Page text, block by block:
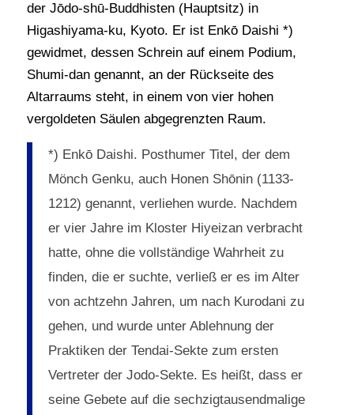
der Jōdo-shū-Buddhisten (Hauptsitz) in
Higashiyama-ku, Kyoto. Er ist Enkō Daishi *)
gewidmet, dessen Schrein auf einem Podium,
Shumi-dan genannt, an der Rückseite des
Altarraums steht, in einem von vier hohen
vergoldeten Säulen abgegrenzten Raum.
*) Enkō Daishi. Posthumer Titel, der dem
Mönch Genku, auch Honen Shōnin (1133-
1212) genannt, verliehen wurde. Nachdem
er vier Jahre im Kloster Hiyeizan verbracht
hatte, ohne die vollständige Wahrheit zu
finden, die er suchte, verließ er es im Alter
von achtzehn Jahren, um nach Kurodani zu
gehen, und wurde unter Ablehnung der
Praktiken der Tendai-Sekte zum ersten
Vertreter der Jodo-Sekte. Es heißt, dass er
seine Gebete auf die sechzigtausendmalige